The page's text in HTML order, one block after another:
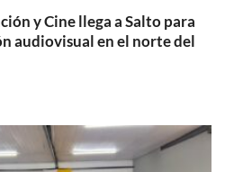
y Cine llega a Salto para
audiovisual en el norte del